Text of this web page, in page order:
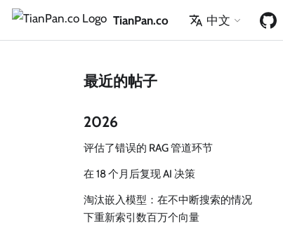
TianPan.co 中文
最近的帖子
2026
评估了错误的 RAG 管道环节
在 18 个月后复现 AI 决策
淘汰嵌入模型：在不中断搜索的情况
下重新索引数百万个向量